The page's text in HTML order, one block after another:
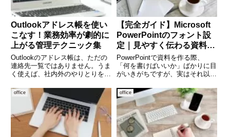
Outlookアドレス帳を使い
こなす！業務効率が劇的に
上がる管理テクニック集
Outlookのアドレス帳は、ただの
連絡先一覧ではありません。うま
く使えば、社内外のやりとりをス
めることができます。とはいえ、
「登録したはずなのに見つからな
い」「グループメールがうまく送
れない」といった声もよく
【完全ガイド】Microsoft
PowerPointのフォント設
定｜見やすく伝わる資料の
作り方
PowerPointで資料を作る際、
「何を書けばいいか」ばかりに目
がいきがちですが、実はそれ以上
内容でも、フォントの選び方ひと
つで「見やすさ」「印象」「伝わ
りやすさ」が大きく変わります。
特にビジネスシーンでは、
office office